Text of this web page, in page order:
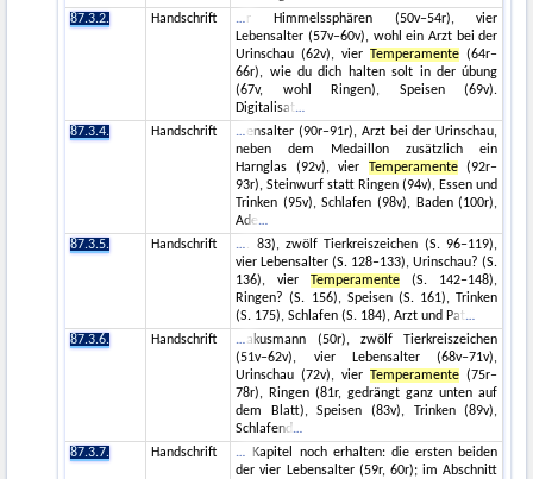
87.3.2.
Handschrift
r Himmelssphären (50v–54r), vier
Lebensalter (57v–60v), wohl ein Arzt bei der
Urinschau (62v), vierTemperamente (64r–
66r), wie du dich halten solt in der úbung
(67v, wohl Ringen), Speisen (69v).
Digitalisat
87.3.4.
Handschrift
ensalter (90r–91r), Arzt bei der Urinschau,
neben dem Medaillon zusätzlich ein
Harnglas (92v), vier Temperamente(92r–
93r), Steinwurf statt Ringen (94v), Essen und
Trinken (95v), Schlafen (98v), Baden (100r),
Ade
87.3.5.
Handschrift
. 83), zwölf Tierkreiszeichen (S. 96–119),
vier Lebensalter (S. 128–133), Urinschau? (S.
136), vierTemperamente (S. 142–148),
Ringen? (S. 156), Speisen (S. 161), Trinken
(S. 175), Schlafen (S. 184), Arzt und Pat
87.3.6.
Handschrift
akusmann (50r), zwölf Tierkreiszeichen
(51v–62v), vier Lebensalter (68v–71v),
Urinschau (72v), vierTemperamente (75r–
78r), Ringen (81r, gedrängt ganz unten auf
dem Blatt), Speisen (83v), Trinken (89v),
Schlafend
87.3.7.
Handschrift
Kapitel noch erhalten: die ersten beiden
der vier Lebensalter (59r, 60r); im Abschnitt